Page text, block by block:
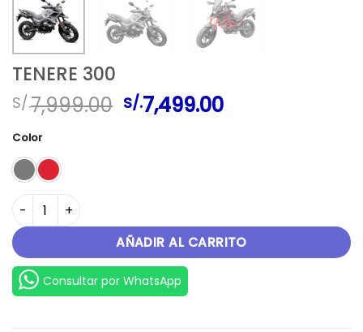
TENERE 300
S/.7,999.00 El
precio
S/.7,499.00El
Color
TENERE 300 cantidad
AÑADIR AL CARRITO
Consultar por WhatsApp